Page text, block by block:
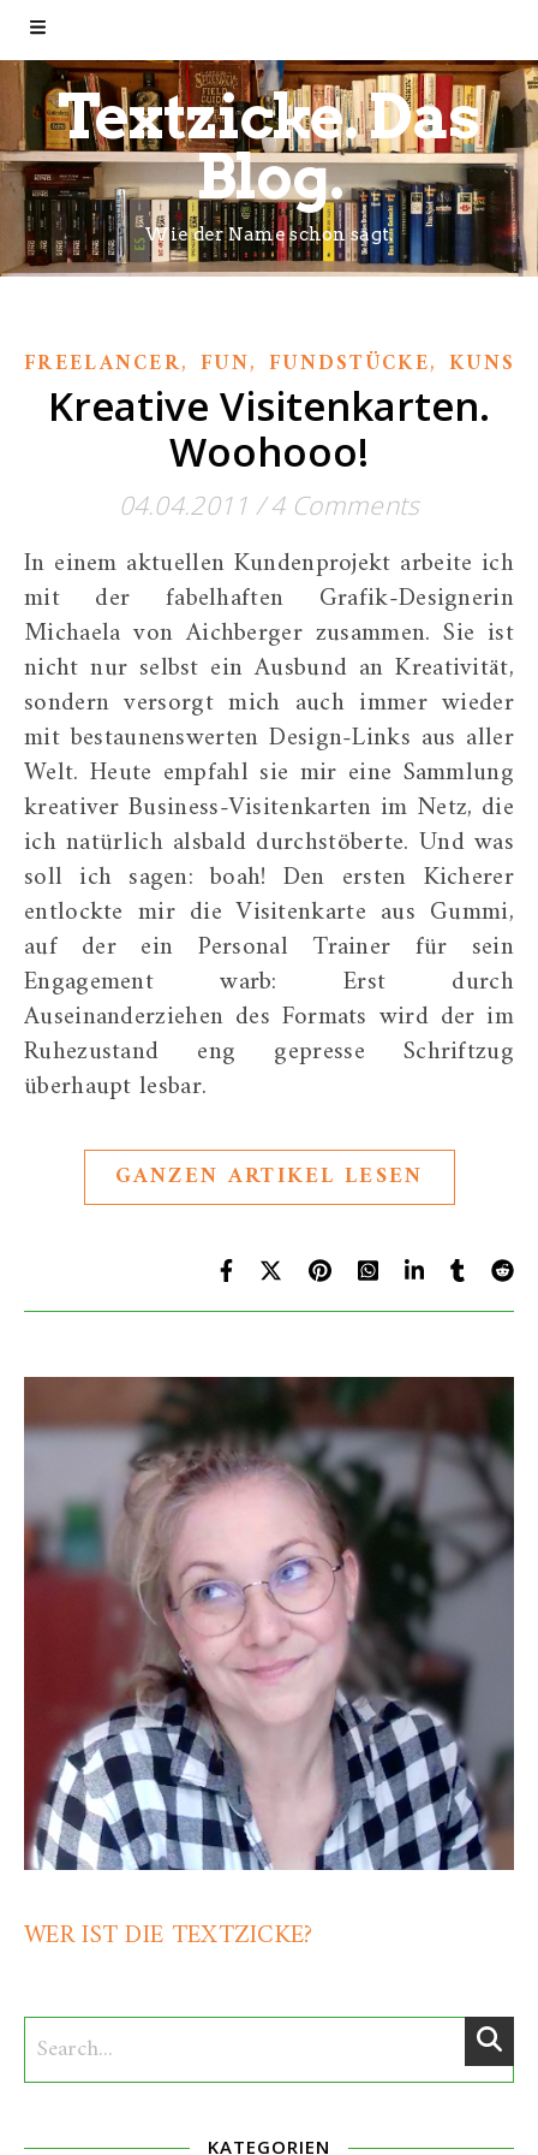
Textzicke. Das
Blog.
Wie der Name schon sagt.
FREELANCER, FUN, FUNDSTÜCKE, KUNST
Kreative Visitenkarten.
Woohooo!
04.04.2011 / 4 Comments
In einem aktuellen Kundenprojekt arbeite ich
mit der fabelhaften Grafik-Designerin
Michaela von Aichberger zusammen. Sie ist
nicht nur selbst ein Ausbund an Kreativität,
sondern versorgt mich auch immer wieder
mit bestaunenswerten Design-Links aus aller
Welt. Heute empfahl sie mir eine Sammlung
kreativer Business-Visitenkarten im Netz, die
ich natürlich alsbald durchstöberte. Und was
soll ich sagen: boah! Den ersten Kicherer
entlockte mir die Visitenkarte aus Gummi,
auf der ein Personal Trainer für sein
Engagement warb: Erst durch
Auseinanderziehen des Formats wird der im
Ruhezustand eng gepresse Schriftzug
überhaupt lesbar.
GANZEN ARTIKEL LESEN
WER IST DIE TEXTZICKE?
KATEGORIEN